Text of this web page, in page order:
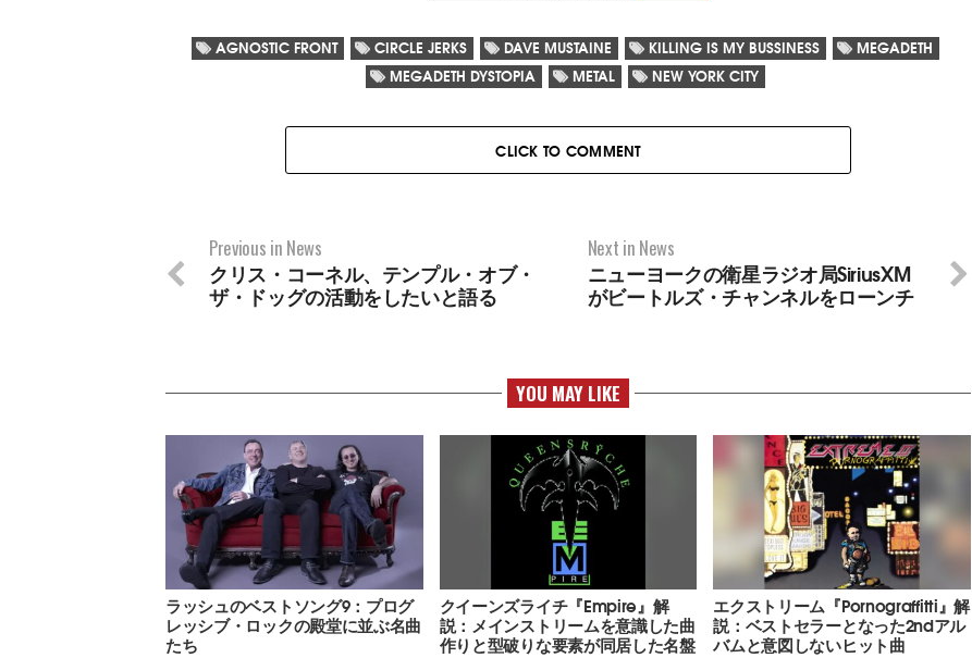
AGNOSTIC FRONT CIRCLE JERKS DAVE MUSTAINE KILLING IS MY BUSSINESS
MEGADETH
MEGADETH DYSTOPIA
METAL NEW YORK CITY
CLICK TO COMMENT
Next in News
ニューヨークの衛星ラジオ局SiriusXM
がビートルズ・チャンネルをローンチ
Previous in News
クリス・コーネル、テンプル・オブ・
ザ・ドッグの活動をしたいと語る
YOU MAY LIKE
ラッシュのベストソング9：プログ
レッシブ・ロックの殿堂に並ぶ名曲
たち
クイーンズライチ『Empire』解
説：メインストリームを意識した曲
作りと型破りな要素が同居した名盤
エクストリーム『Pornograffitti』解
説：ベストセラーとなった2ndアル
バムと意図しないヒット曲